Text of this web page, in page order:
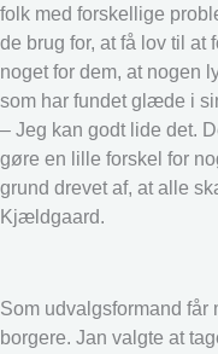
folk med forskellige
de brug for, at få lov til
noget for dem, at nogen
som har fundet glæde i
– Jeg kan godt lide det.
gøre en lille forskel for
grund drevet af, at alle
Kjældgaard.
Som udvalgsformand får
borgere. Jan valgte at